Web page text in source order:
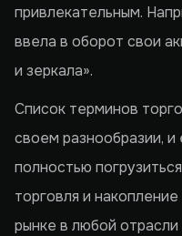
привлекательным.
ввела в оборот свои
и зеркала».
Список терминов
своем разнообразии,
полностью
торговля и
рынке в любой